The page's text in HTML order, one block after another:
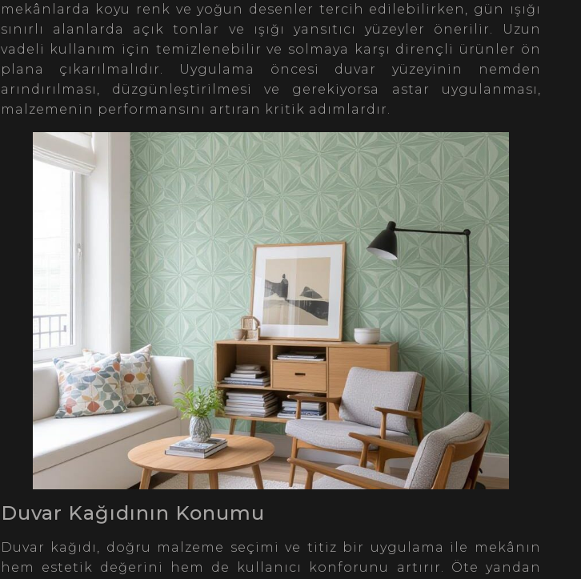
mekânlarda koyu renk ve yoğun desenler tercih edilebilirken, gün ışığı
sınırlı alanlarda açık tonlar ve ışığı yansıtıcı yüzeyler önerilir. Uzun
vadeli kullanım için temizlenebilir ve solmaya karşı dirençli ürünler ön
plana çıkarılmalıdır. Uygulama öncesi duvar yüzeyinin nemden
arındırılması, düzgünleştirilmesi ve gerekiyorsa astar uygulanması,
malzemenin performansını artıran kritik adımlardır.
Duvar Kağıdının Konumu
Duvar kağıdı, doğru malzeme seçimi ve titiz bir uygulama ile mekânın
hem estetik değerini hem de kullanıcı konforunu artırır. Öte yandan